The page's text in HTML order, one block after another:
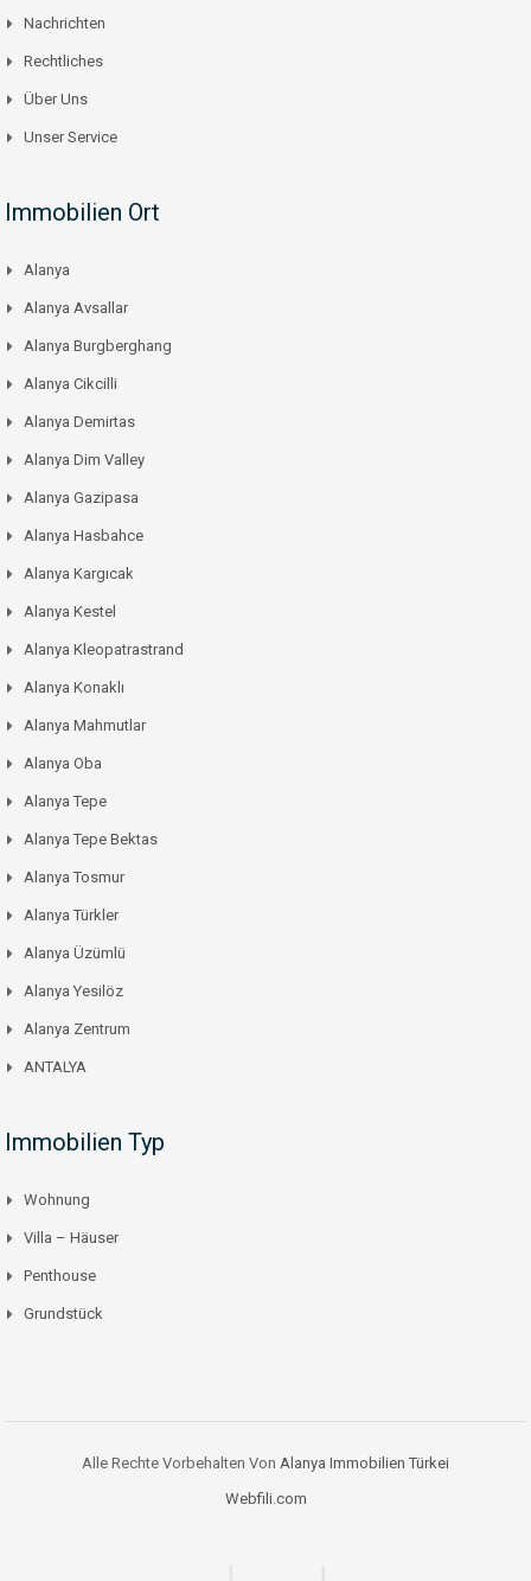
Nachrichten
Rechtliches
Über Uns
Unser Service
Immobilien Ort
Alanya
Alanya Avsallar
Alanya Burgberghang
Alanya Cikcilli
Alanya Demirtas
Alanya Dim Valley
Alanya Gazipasa
Alanya Hasbahce
Alanya Kargıcak
Alanya Kestel
Alanya Kleopatrastrand
Alanya Konaklı
Alanya Mahmutlar
Alanya Oba
Alanya Tepe
Alanya Tepe Bektas
Alanya Tosmur
Alanya Türkler
Alanya Üzümlü
Alanya Yesilöz
Alanya Zentrum
ANTALYA
Immobilien Typ
Wohnung
Villa – Häuser
Penthouse
Grundstück
Alle Rechte Vorbehalten Von Alanya Immobilien Türkei
Webfili.com